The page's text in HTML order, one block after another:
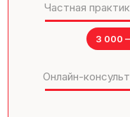
Онлайн-
Частная
3 000